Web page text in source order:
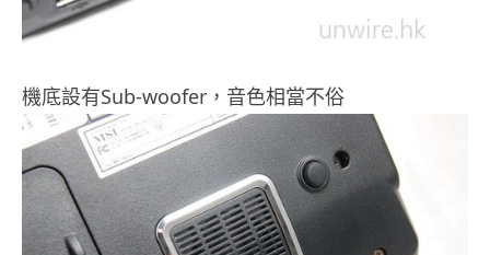
機底設有Sub-woofer，音色相當不俗